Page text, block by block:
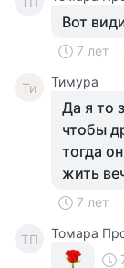
Вот
7 лет
Ти Тимура
Да я то
чтобы
тогда
жить
7 лет
ТП
Томара